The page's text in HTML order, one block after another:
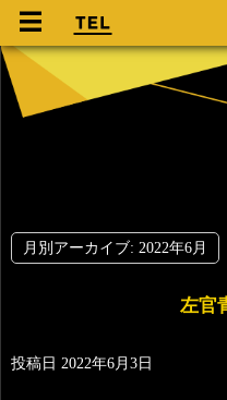
月別アーカイブ: 2022年6月
左官
投稿日 2022年6月3日